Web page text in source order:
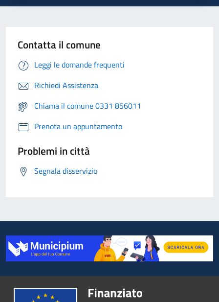
Contatta il comune
Leggi le domande frequenti
Richiedi Assistenza
Chiama il comune 0331 856011
Prenota un appuntamento
Problemi in città
Segnala disservizio